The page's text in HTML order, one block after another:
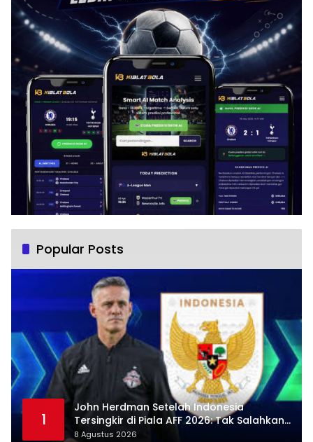
Popular Posts
1
John Herdman Setelah Indonesia
Tersingkir di Piala AFF 2026: Tak Salahkan
Wasit, Mitchell Baker Tetap Jadi Modal
8 Agustus 2026